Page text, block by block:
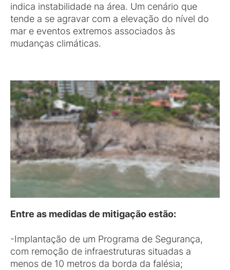
indica instabilidade na área. Um cenário que
tende a se agravar com a elevação do nível do
mar e eventos extremos associados às
mudanças climáticas.
Entre as medidas de mitigação estão:
-Implantação de um Programa de Segurança,
com remoção de infraestruturas situadas a
menos de 10 metros da borda da falésia;